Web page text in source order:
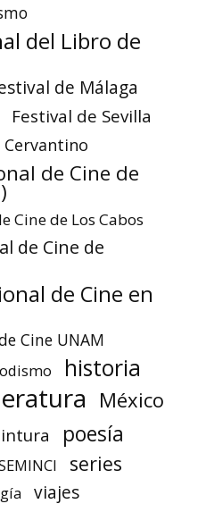
del Libro de
de Málaga
Festival de Sevilla
de Cine de
Cine de Los Cabos
de Cine de
de Cine en
Cine UNAM
historia
México
poesía
series
viajes